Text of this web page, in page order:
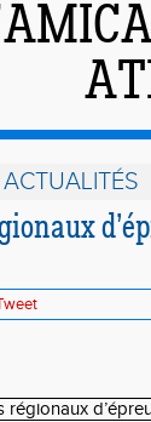
ACTUALITÉS